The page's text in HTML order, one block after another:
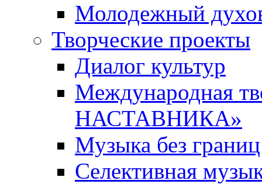
Молодежный
Творческие проекты
Диалог культур
Международная
НАСТАВНИКА»
Музыка без границ
Селективная